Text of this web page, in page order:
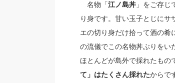
名物「江ノ島丼」をご存じ
り身です。甘い玉子とじに
エの切り身だけ拾って酒の肴
の流儀でこの名物丼ぶりをい
ほとんどが島外で採れたもの
て」はたくさん採れたからで